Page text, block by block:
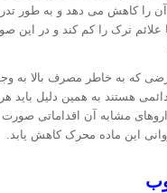
آن را کاهش می دهد و به طور
علائم ترک را کم کند و در این
که به خاطر مصرف بالا به
دائمی هستند به همین دلیل باید
مشابه آن اقداماتی صورت
این ماده محرک کاهش یابد.